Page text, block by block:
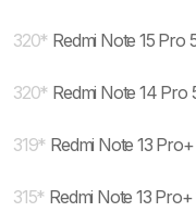
320* Redmi Note 15 Pro
320* Redmi Note 14 Pro
319* Redmi Note 13 Pro+
315* Redmi Note 13